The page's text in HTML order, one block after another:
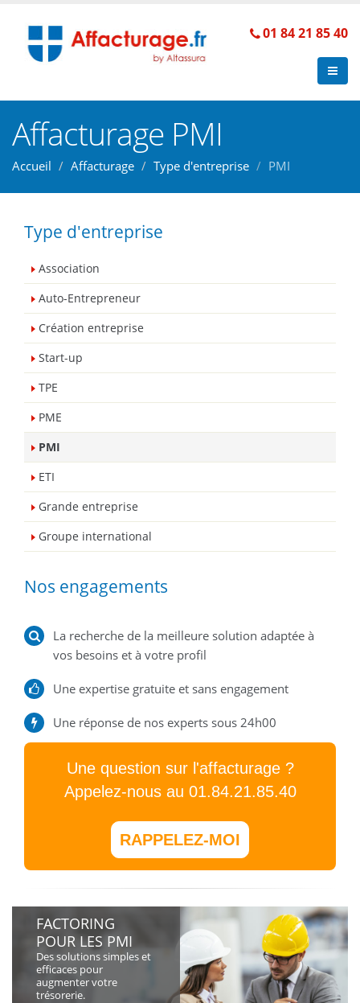
01 84 21 85 40
Affacturage PMI
Accueil Affacturage Type d'entreprise PMI
Type d'entreprise
Association
Auto-Entrepreneur
Création entreprise
Start-up
TPE
PME
PMI
ETI
Grande entreprise
Groupe international
Nos engagements
La recherche de la meilleure solution adaptée à
vos besoins et à votre profil
Une expertise gratuite et sans engagement
Une réponse de nos experts sous 24h00
Une question sur l'affacturage ?
Appelez-nous au 01.84.21.85.40
RAPPELEZ-MOI
FACTORING
POUR LES PMI
Des solutions simples et
efficaces pour
augmenter votre
trésorerie.